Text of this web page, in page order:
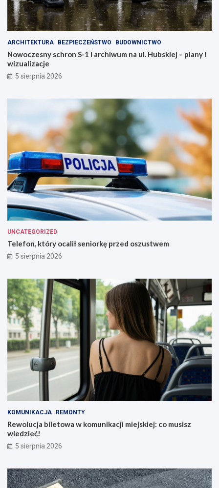
ARCHITEKTURA BEZPIECZEŃSTWO BUDOWNICTWO
Nowoczesny schron S-1 i archiwum na ul. Hubskiej – plany i
wizualizacje
5 sierpnia 2026
UNCATEGORIZED
Telefon, który ocalił seniorkę przed oszustwem
5 sierpnia 2026
KOMUNIKACJA REMONTY
Rewolucja biletowa w komunikacji miejskiej: co musisz
wiedzieć!
5 sierpnia 2026